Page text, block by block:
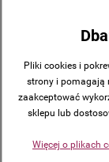
Torebka
biel z delikatną
79,95
Pliki cookies i
strony i pomagają
zaakceptować
sklepu lub
Więcej o plikach